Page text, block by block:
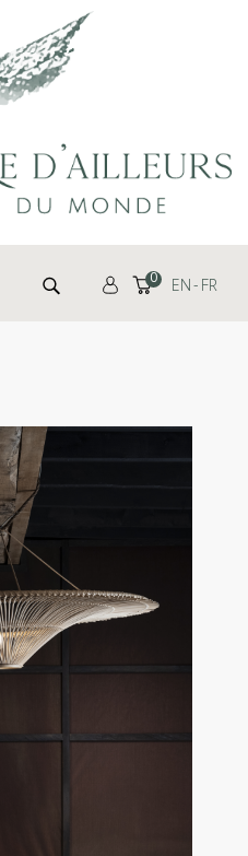
Rechercher : 0 EN FR